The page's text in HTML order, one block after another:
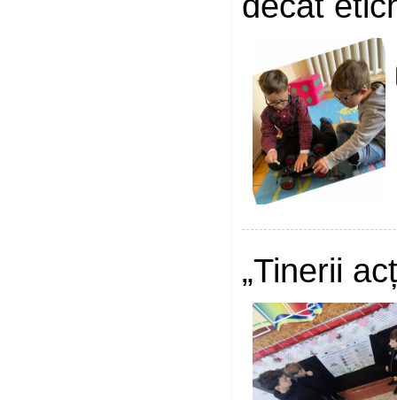
„Tinerii